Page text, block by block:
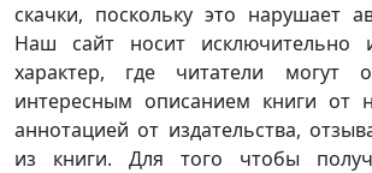
скачки, поскольку это нарушает
Наш сайт носит исключительно
характер, где читатели могут
интересным описанием книги от
аннотацией от издательства,
из книги. Для того чтобы